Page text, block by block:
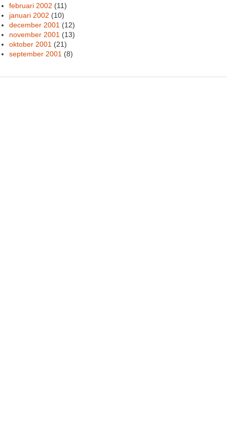
februari 2002 (11)
januari 2002 (10)
december 2001 (12)
november 2001 (13)
oktober 2001 (21)
september 2001 (8)